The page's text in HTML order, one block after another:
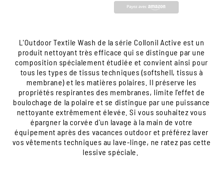
L'Outdoor Textile Wash de la série Collonil Active est un
produit nettoyant très efficace qui se distingue par une
composition spécialement étudiée et convient ainsi pour
tous les types de tissus techniques (softshell, tissus à
membrane) et les matières polaires. Il préserve les
propriétés respirantes des membranes, limite l'effet de
boulochage de la polaire et se distingue par une puissance
nettoyante extrêmement élevée. Si vous souhaitez vous
épargner la corvée d'un lavage à la main de votre
équipement après des vacances outdoor et préférez laver
vos vêtements techniques au lave-linge, ne ratez pas cette
lessive spéciale.